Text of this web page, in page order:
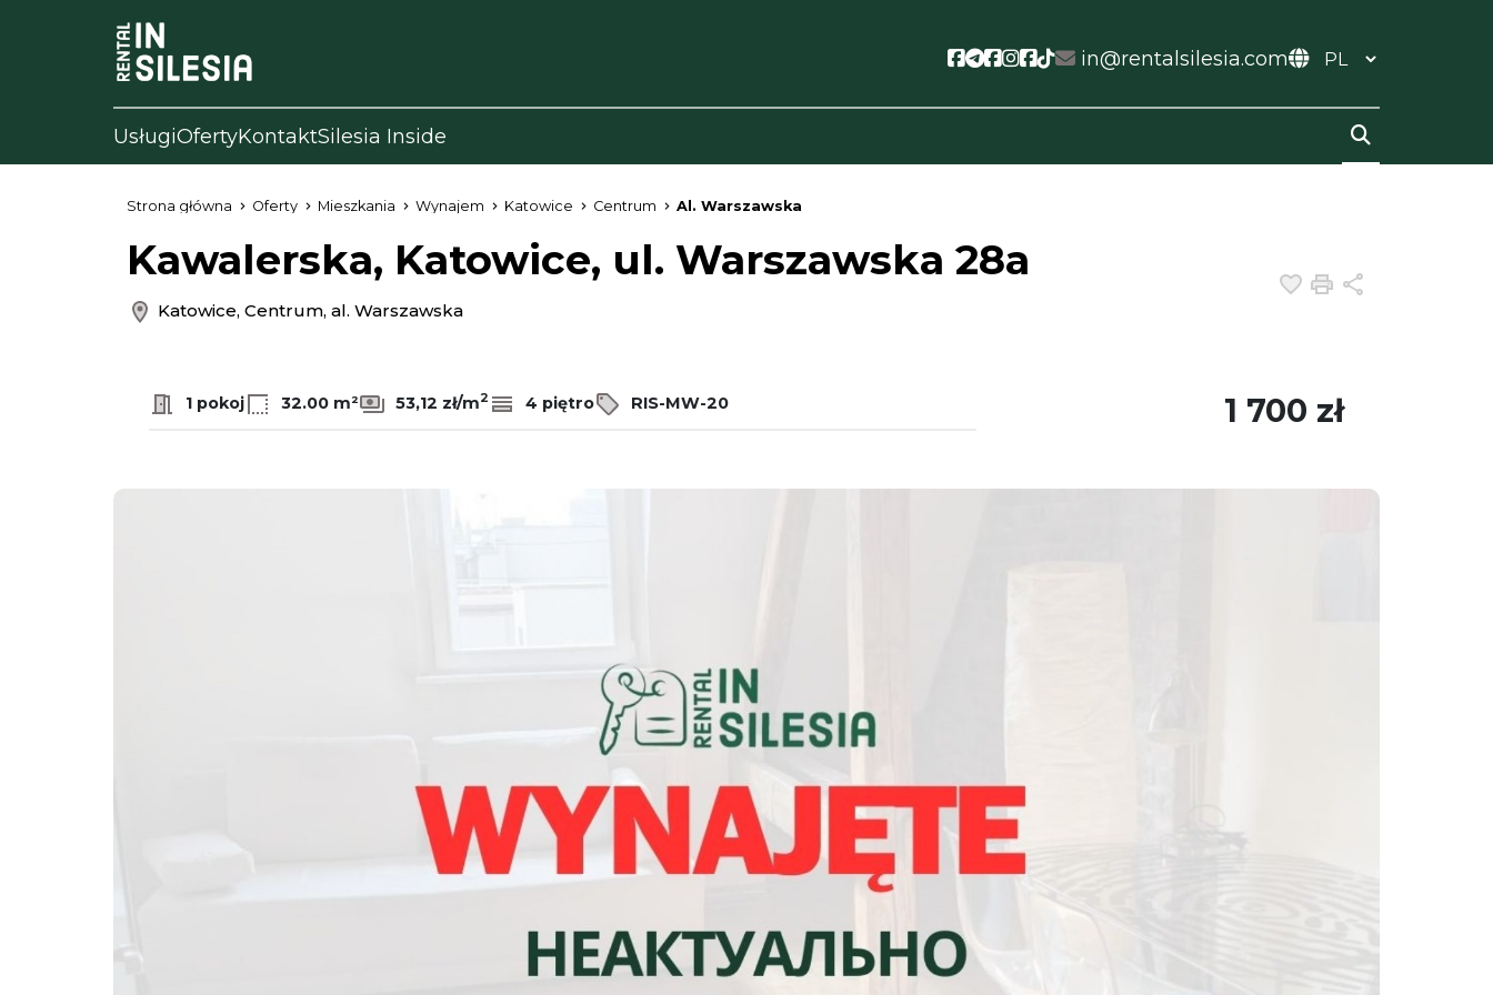
Social link
Social link
Social link
Social link
Social link
Social link
in@rentalsilesia.com
UsługiOfertyKontaktSilesia Inside
Strona główna Oferty Mieszkania Wynajem Katowice Centrum Al. Warszawska
Kawalerska, Katowice, ul. Warszawska 28a
Katowice, Centrum, al. Warszawska
Dodaj do
Drukuj
1 pokoj 32.00 m² 53,12 zł/m2 4 piętro RIS-MW-20 1 700 zł